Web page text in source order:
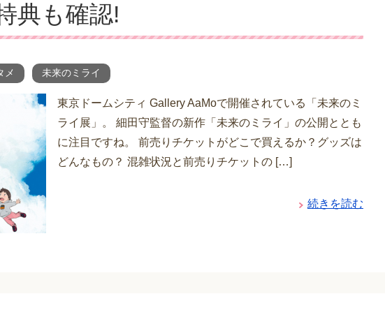
典も確認!
メ 未来のミライ
東京ドームシティ Gallery AaMoで開催されている「未来のミ
ライ展」。 細田守監督の新作「未来のミライ」の公開ととも
に注目ですね。 前売りチケットがどこで買えるか？グッズは
どんなもの？ 混雑状況と前売りチケットの […]
続きを読む